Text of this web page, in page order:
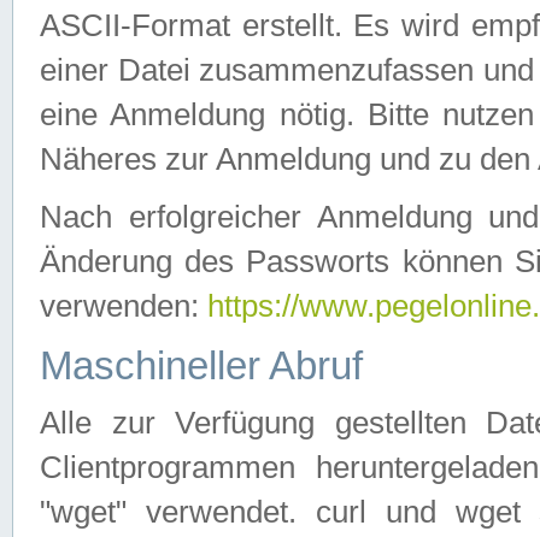
ASCII-Format erstellt. Es wird
einer Datei zusammenzufassen
eine Anmeldung nötig. Bitte
Näheres zur Anmeldung und zu
Nach erfolgreicher Anmeldung
Änderung des Passworts können
verwenden: https://
Maschineller Abruf
Alle zur Verfügung gestellten
Clientprogrammen
"wget" verwendet. curl und wget